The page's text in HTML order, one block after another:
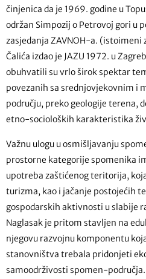
činjenica da je 1969. godine u
održan Simpozij o Petrovoj gori u
zasjedanja ZAVNOH-a. (istoimeni
Čalića izdao je JAZU 1972. u
obuhvatili su vrlo širok spektar
povezanih sa srednjovjekovnim i
području, preko geologije terena,
etno-socioloških karakteristika
Važnu ulogu u osmišljavanju
prostorne kategorije spomenika
upotreba zaštićenog teritorija,
turizma, kao i jačanje postojećih
gospodarskih aktivnosti u slabije
Naglasak je pritom stavljen na
njegovu razvojnu komponentu
stanovništva trebala pridonjeti
samoodrživosti spomen-